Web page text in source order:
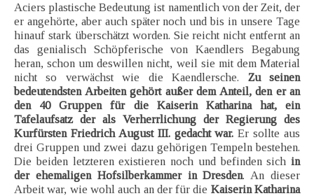
Aciers plastische Bedeutung ist namentlich von der Zeit, der
er angehörte, aber auch später noch und bis in unsere Tage
hinauf stark überschätzt worden. Sie reicht nicht entfernt an
das genialisch Schöpferische von Kaendlers Begabung
heran, schon um deswillen nicht, weil sie mit dem Material
nicht so verwächst wie die Kaendlersche. Zu seinen
bedeutendsten Arbeiten gehört außer dem Anteil, den er an
den 40 Gruppen für die Kaiserin Katharina hat, ein
Tafelaufsatz der als Verherrlichung der Regierung des
Kurfürsten Friedrich August III. gedacht war. Er sollte aus
drei Gruppen und zwei dazu gehörigen Tempeln bestehen.
Die beiden letzteren existieren noch und befinden sich in
der ehemaligen Hofsilberkammer in Dresden. An dieser
Arbeit war, wie wohl auch an der für die Kaiserin Katharina